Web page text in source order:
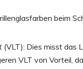
beim
Dies misst das
VLT von Vorteil,